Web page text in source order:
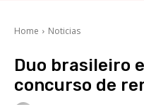
Home Noticias
Duo brasileiro
concurso de